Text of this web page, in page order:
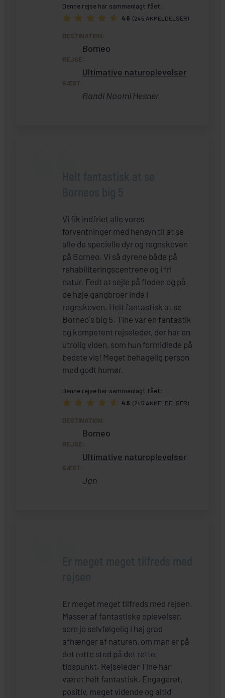
Denne rejse har sammenlagt fået:
4.6 (245 ANMELDELSER)
DESTINATION:
Borneo
REJSE:
Ultimative naturoplevelser
GÆST:
Randi Noomi Hesner
Vi fik indfriet alle vores
forventninger med hensyn til at se
alle de specielle dyr og regnskoven
på Borneo. Vi så dyrene både på
rehabiliteringscentrene og i fri
natur. Fedt at sejle på floden og på
de høje gangbroer inde i
regnskoven. Helt fantastisk at se
Borneo´s big 5. Tine var en fantastik
og kompetent rejseleder, der har en
utrolig viden, som hun formidlede på
bedste vis! Meget behagelig person
med godt humør.
Denne rejse har sammenlagt fået:
4.6 (245 ANMELDELSER)
DESTINATION:
Borneo
REJSE:
Ultimative naturoplevelser
GÆST:
Jan
Er meget meget tilfreds med rejsen.
Masser af fantastiske oplevelser,
som jo selvfølgelig i høj grad
afhænger af naturen, om man er på
det rette sted på det rette
tidspunkt. Rejseleder Tine har
været helt fantastisk. Engageret,
positiv, meget vidende og altid